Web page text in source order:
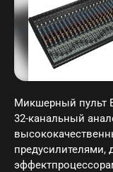
Микшерный пульт
32-канальный
предусилителями,